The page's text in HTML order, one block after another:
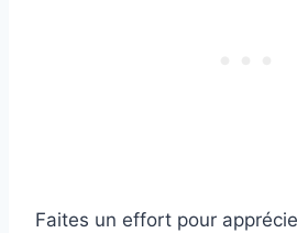
Faites un effort pour